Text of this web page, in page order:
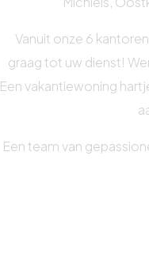
Vanuit onze 6
graag tot uw dienst!
Een vakantiewoning
Een team van